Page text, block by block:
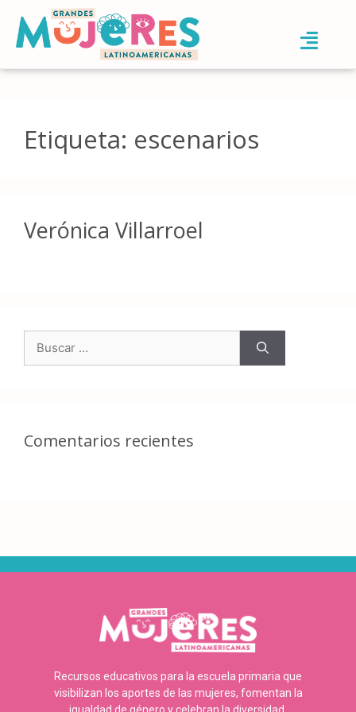
Etiqueta: escenarios
Verónica Villarroel
Comentarios recientes
Recursos educativos para la escuela primaria que
visibilizan los aportes de las mujeres, fomentan la
igualdad de género y celebran la diversidad.